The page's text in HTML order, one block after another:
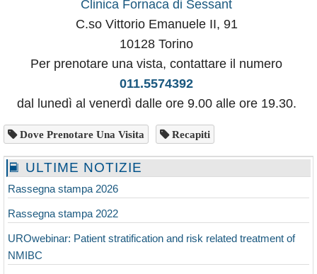
Clinica Fornaca di Sessant
C.so Vittorio Emanuele II, 91
10128 Torino
Per prenotare una vista, contattare il numero
011.5574392
dal lunedì al venerdì dalle ore 9.00 alle ore 19.30.
Dove Prenotare Una Visita Recapiti
ULTIME NOTIZIE
Rassegna stampa 2026
Rassegna stampa 2022
UROwebinar: Patient stratification and risk related treatment of
NMIBC